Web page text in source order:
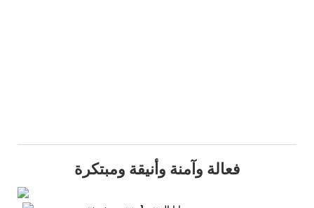
فعالة وآمنة وأنيقة ومبتكرة